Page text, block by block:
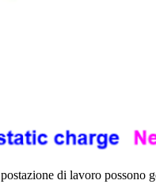
di lavoro possono